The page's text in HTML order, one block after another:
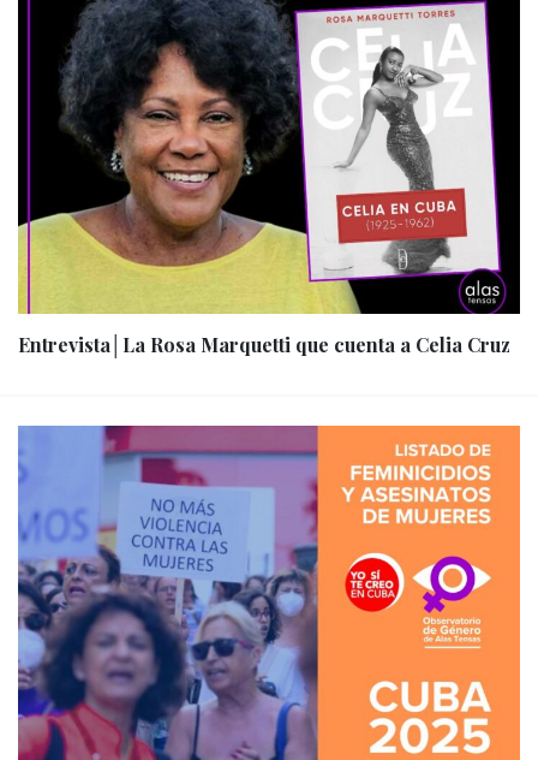
Entrevista│La Rosa Marquetti que cuenta a Celia Cruz